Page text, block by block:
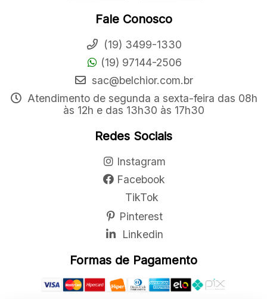
(19) 3499-1330
(19) 97144-2506
sac@belchior.com.br
Atendimento de segunda a sexta-feira das 08h
Instagram
Facebook
TikTok
Pinterest
Formas de Pagamento